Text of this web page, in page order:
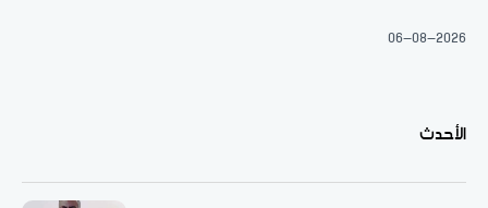
06-08-2026
الأحدث